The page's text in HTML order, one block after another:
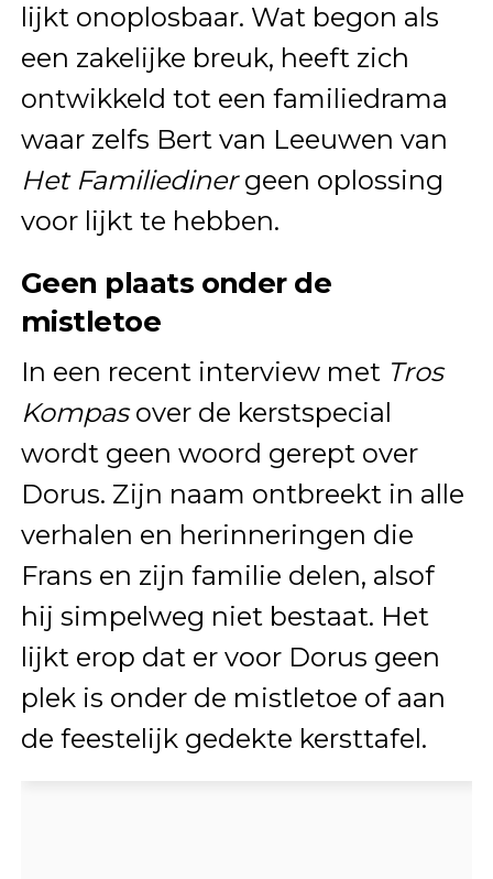
lijkt onoplosbaar. Wat begon als
een zakelijke breuk, heeft zich
ontwikkeld tot een familiedrama
waar zelfs Bert van Leeuwen van
Het Familiedinergeen oplossing
voor lijkt te hebben.
Geen plaats onder de
mistletoe
In een recent interview met Tros
Kompasover de kerstspecial
wordt geen woord gerept over
Dorus. Zijn naam ontbreekt in alle
verhalen en herinneringen die
Frans en zijn familie delen, alsof
hij simpelweg niet bestaat. Het
lijkt erop dat er voor Dorus geen
plek is onder de mistletoe of aan
de feestelijk gedekte kersttafel.